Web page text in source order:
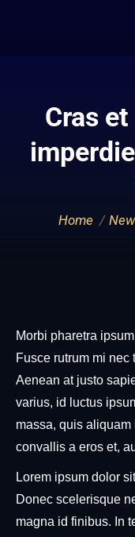
Cras
You are here:
Home
Morbi pharetra
Fusce rutrum mi nec
Aenean at justo
varius, id luctus
massa, quis
convallis a eros et,
Lorem ipsum dolor
Donec scelerisque
magna id finibus. In